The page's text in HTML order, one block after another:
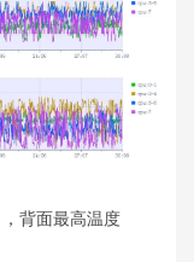
背面最高温度